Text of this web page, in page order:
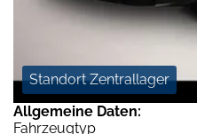
Standort Zentrallager
Allgemeine Daten:
Fahrzeugtyp